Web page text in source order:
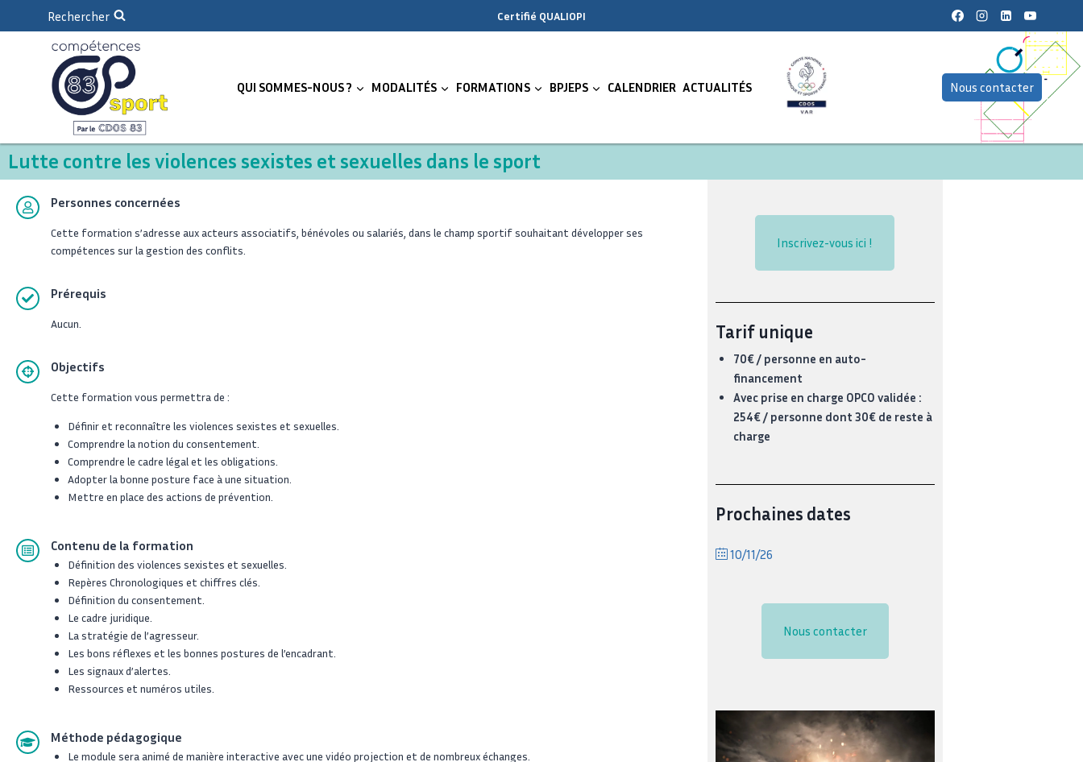
Rechercher Certifié QUALIOPI
QUI SOMMES-NOUS ? MODALITÉS FORMATIONS BPJEPS CALENDRIER ACTUALITÉS Nous contacter
Lutte contre les violences sexistes et sexuelles dans le sport
Personnes concernées
Cette formation s’adresse aux acteurs associatifs, bénévoles ou salariés, dans le champ sportif souhaitant développer ses
compétences sur la gestion des conflits.
Prérequis
Aucun.
Objectifs
Cette formation vous permettra de :
Définir et reconnaître les violences sexistes et sexuelles.
Comprendre la notion du consentement.
Comprendre le cadre légal et les obligations.
Adopter la bonne posture face à une situation.
Mettre en place des actions de prévention.
Contenu de la formation
Définition des violences sexistes et sexuelles.
Repères Chronologiques et chiffres clés.
Définition du consentement.
Le cadre juridique.
La stratégie de l’agresseur.
Les bons réflexes et les bonnes postures de l’encadrant.
Les signaux d’alertes.
Ressources et numéros utiles.
Méthode pédagogique
Le module sera animé de manière interactive avec une vidéo projection et de nombreux échanges.
Inscrivez-vous ici !
Tarif unique
70€ / personne en auto-
financement
Avec prise en charge OPCO validée :
254€ / personne dont 30€ de reste à
charge
Prochaines dates
10/11/26
Nous contacter